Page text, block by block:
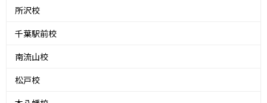
所沢校
千葉駅前校
南流山校
松戸校